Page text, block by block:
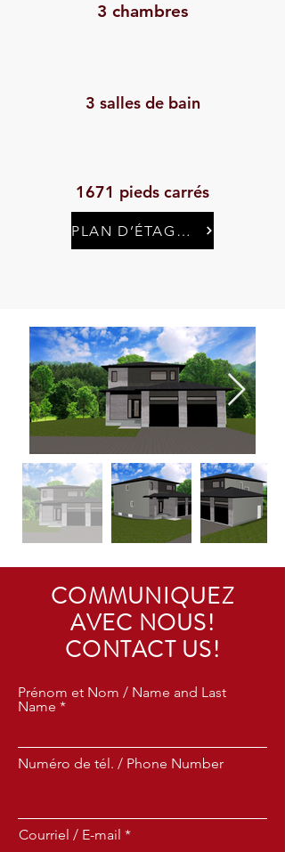
3 chambres
3 salles de bain
1671 pieds carrés
PLAN D’ÉTAGE ET SPÉCIFICATIONS
COMMUNIQUEZ
AVEC NOUS!
CONTACT US!
Prénom et Nom / Name and Last
Name
Numéro de tél. / Phone Number
Courriel / E-mail